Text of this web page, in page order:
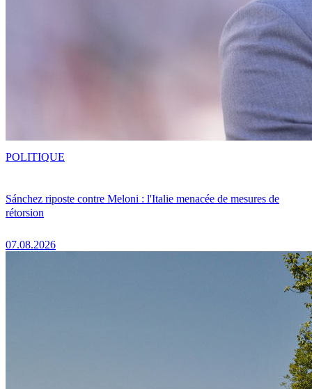
Sánchez riposte contre Meloni : l'Italie menacée de mesures de
rétorsion
07.08.2026
POLITIQUE